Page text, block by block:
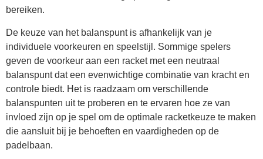
bereiken.
De keuze van het balanspunt is afhankelijk van je
individuele voorkeuren en speelstijl. Sommige spelers
geven de voorkeur aan een racket met een neutraal
balanspunt dat een evenwichtige combinatie van kracht en
controle biedt. Het is raadzaam om verschillende
balanspunten uit te proberen en te ervaren hoe ze van
invloed zijn op je spel om de optimale racketkeuze te maken
die aansluit bij je behoeften en vaardigheden op de
padelbaan.